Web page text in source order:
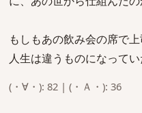
もしもあの飲み会の席で
人生は違うものになって
(・∀・): 82 | (・Ａ・): 36